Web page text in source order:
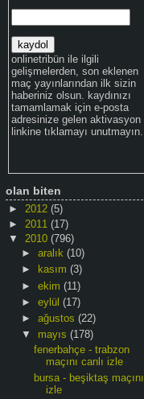
onlinetribün ile ilgili
gelişmelerden, son eklenen
maç yayınlarından ilk sizin
haberiniz olsun. kaydınızı
tamamlamak için e-posta
adresinize gelen aktivasyon
linkine tıklamayı unutmayın.
olan biten
► 2012 (5)
► 2011 (17)
▼ 2010 (796)
► aralık (10)
►
kasım (3)
► ekim (11)
► eylül (17)
► ağustos (22)
▼ mayıs (178)
fenerbahçe - trabzon
maçını canlı izle
bursa - beşiktaş maçını
izle